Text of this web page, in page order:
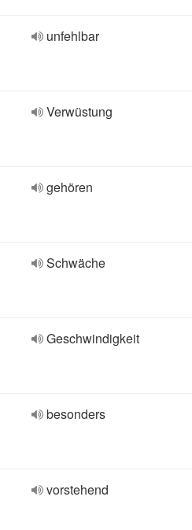
unfehlbar
Verwüstung
gehören
Schwäche
Geschwindigkeit
besonders
vorstehend